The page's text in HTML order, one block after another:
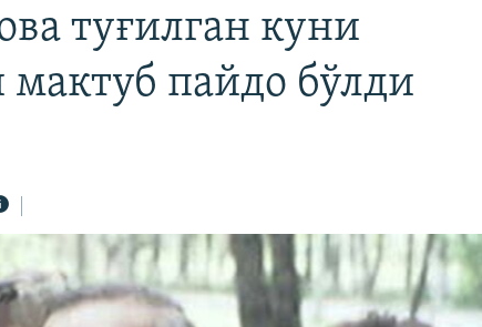
туғилган куни
мактуб пайдо бўлди